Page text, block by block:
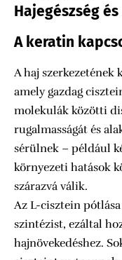
Hajegészség
A keratin
A haj szerkezetének
amely gazdag
molekulák közötti
rugalmasságát és
sérülnek – például
környezeti hatások
szárazvá válik.
Az L-cisztein
szintézist, ezáltal
hajnövekedéshez.